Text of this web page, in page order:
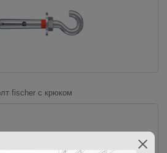
fischer с крюком